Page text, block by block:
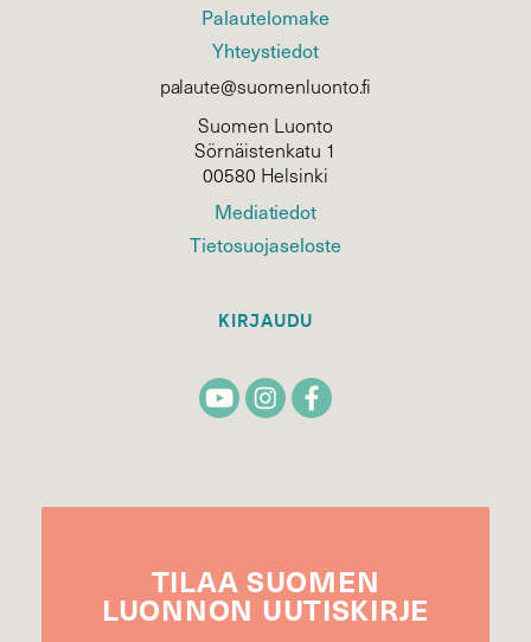
Palautelomake
Yhteystiedot
palaute@suomenluonto.fi
Suomen Luonto
Sörnäistenkatu 1
00580 Helsinki
Mediatiedot
Tietosuojaseloste
KIRJAUDU
TILAA SUOMEN
LUONNON UUTIS­KIRJE